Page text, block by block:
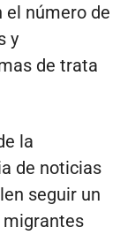
el número de
y
de trata
la
de noticias
seguir un
migrantes